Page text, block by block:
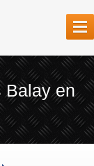
Balay en